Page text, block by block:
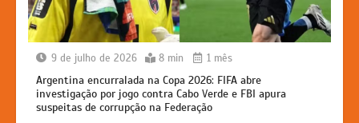
9 de julho de 2026 8 min 1 mês
Argentina encurralada na Copa 2026: FIFA abre
investigação por jogo contra Cabo Verde e FBI apura
suspeitas de corrupção na Federação